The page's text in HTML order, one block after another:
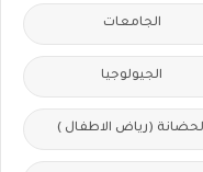
الجامعات
الجيولوجيا
(رياض الاطفال )